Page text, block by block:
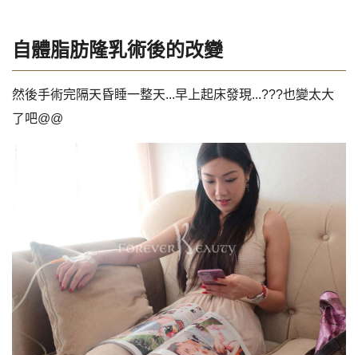
自體脂肪隆乳術後的改變
然後手術完隔天昏睡一整天...早上起床發現...???也變太大
了吧@@